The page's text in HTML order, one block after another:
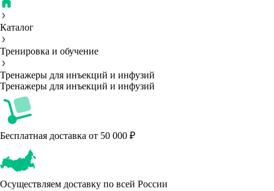
Каталог
Тренировка и обучение
Тренажеры для инъекций и инфузий
Тренажеры для инъекций и инфузий
Бесплатная доставка от 50 000 ₽
Осуществляем доставку по всей России